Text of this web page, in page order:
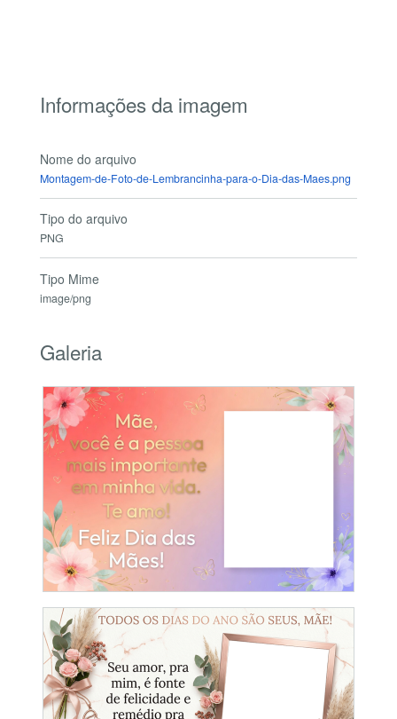
Informações da imagem
Nome do arquivo
Montagem-de-Foto-de-Lembrancinha-para-o-Dia-das-Maes.png
Tipo do arquivo
PNG
Tipo Mime
image/png
Galeria